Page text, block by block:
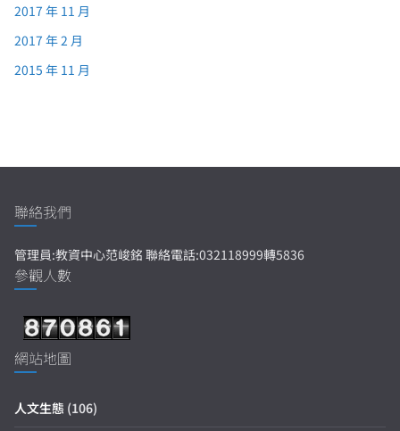
2017 年 11 月
2017 年 2 月
2015 年 11 月
聯絡我們
管理員:教資中心范峻銘 聯絡電話:032118999轉5836
參觀人數
網站地圖
人文生態 (106)